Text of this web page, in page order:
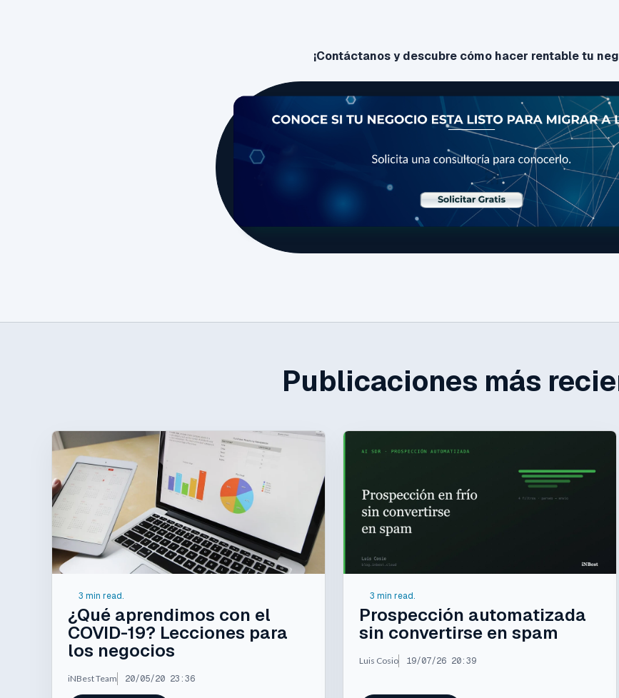
¡Contáctanos y descubre cómo hacer rentable tu
Publicaciones más
3 min read.
¿Qué aprendimos con el
COVID-19? Lecciones para
los negocios
iNBest Team 20/05/20 23:36
3 min read.
Prospección automatizada
sin convertirse en spam
Luis Cosio 19/07/26 20:39